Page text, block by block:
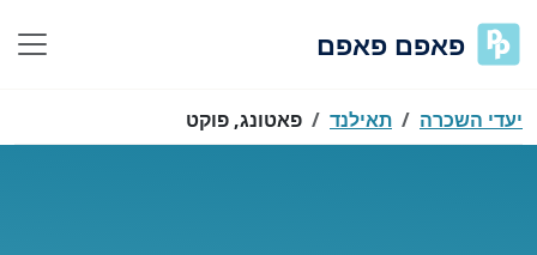
פאפם פאפם
יעדי השכרה תאילנד פאטונג, פוקט